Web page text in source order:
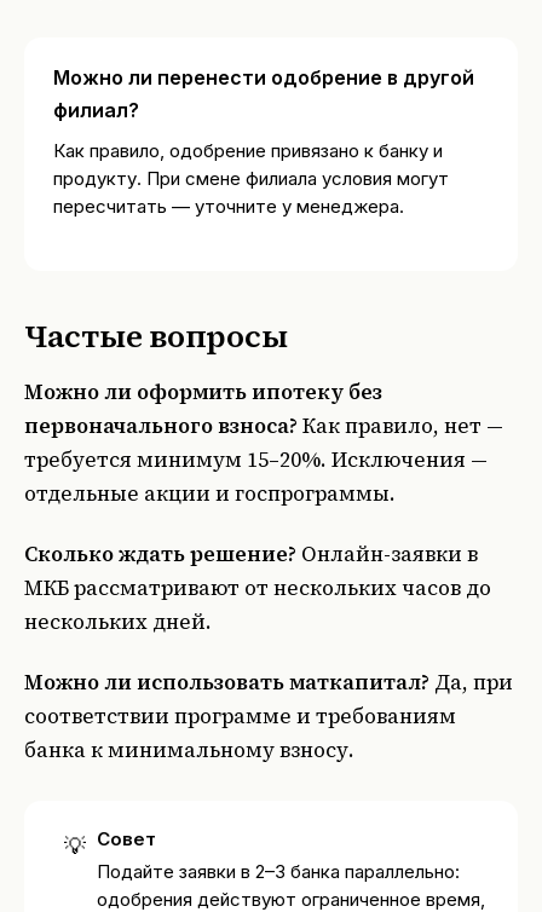
Можно ли перенести одобрение в другой
филиал?
Как правило, одобрение привязано к банку и
продукту. При смене филиала условия могут
пересчитать — уточните у менеджера.
Частые вопросы
Можно ли оформить ипотеку без
первоначального взноса? Как правило, нет —
требуется минимум 15–20%. Исключения —
отдельные акции и госпрограммы.
Сколько ждать решение? Онлайн-заявки в
МКБ рассматривают от нескольких часов до
нескольких дней.
Можно ли использовать маткапитал? Да, при
соответствии программе и требованиям
банка к минимальному взносу.
💡 Совет
Подайте заявки в 2–3 банка параллельно:
одобрения действуют ограниченное время,